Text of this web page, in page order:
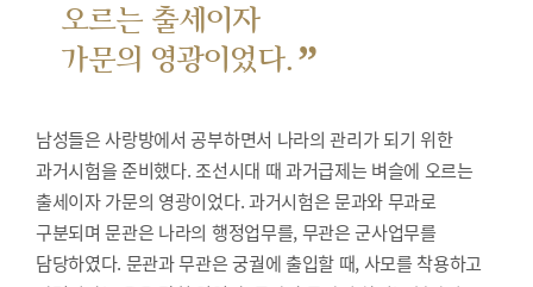
오르는 출세이자
가문의 영광이었다. ”
남성들은 사랑방에서 공부하면서 나라의 관리가 되기 위한
과거시험을 준비했다.조선시대 때 과거급제는 벼슬에 오르는
출세이자 가문의 영광이었다. 과거시험은 문과와 무과로
구분되며 문관은 나라의 행정업무를, 무관은 군사업무를
담당하였다. 문관과 무관은 궁궐에 출입할 때, 사모를 착용하고